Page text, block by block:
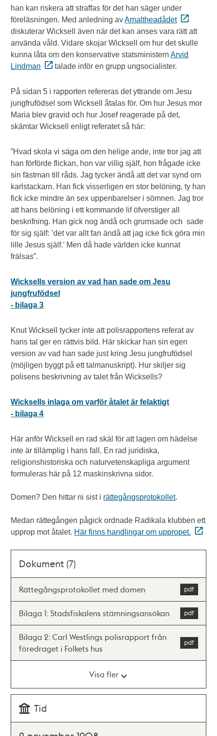
han kan riskera att straffas för det han säger under
föreläsningen. Med anledning avAmaltheadådet
diskuterar Wicksell även när det kan anses vara rätt att
använda våld. Vidare skojar Wicksell om hur det skulle
kunna låta om den konservative statsministernArvid
Lindman
talade inför en grupp ungsocialister.
På sidan 5 i rapporten refereras det yttrande om Jesu
jungfrufödsel som Wicksell åtalas för. Om hur Jesus mor
Maria blev gravid och hur Josef reagerade på det,
skämtar Wicksell enligt referatet så här:
”Hvad skola vi säga om den helige ande, inte tror jag att
han förförde flickan, hon var villig själf, hon frågade icke
sin fästman till råds. Jag tycker ändå att det var synd om
karlstackarn. Han fick visserligen en stor belöning, ty han
fick icke mindre än sex uppenbarelser i sömnen. Jag tror
att hans belöning i ett kommande lif öfverstiger all
beskrifning. Han gick nog ändå och grumsade och sade
för sig själf: ’det var allt fan ändå att jag icke fick göra min
lille Jesus själf.’ Men då hade världen icke kunnat
frälsas”.
Wicksells version av vad han sade om Jesu
jungfrufödsel
- bilaga 3
Knut Wicksell tycker inte att polisrapportens referat av
hans tal ger en rättvis bild. Här skickar han sin egen
version av vad han sade just kring Jesu jungfrufödsel
(möjligen byggt på ett talmanuskript). Hur skiljer sig
polisens beskrivning av talet från Wicksells?
Wicksells inlaga om varför åtalet är felaktigt
- bilaga 4
Här anför Wicksell en rad skäl för att lagen om hädelse
inte är tillämplig i hans fall. En rad juridiska,
religionshistoriska och naturvetenskapliga argument
formuleras här på 12 maskinskrivna sidor.
Domen? Den hittar ni sist i rättegångsprotokollet.
Medan rättegången pågick ordnade Radikala klubben ett
upprop mot åtalet. Här finns handlingar om uppropet.
Dokument (7)
Rättegångsprotokollet med domen
Bilaga 1: Stadsfiskalens stämningsansökan
Bilaga 2: Carl Westlings polisrapport från
föredraget i Folkets hus
Visa fler
Tid